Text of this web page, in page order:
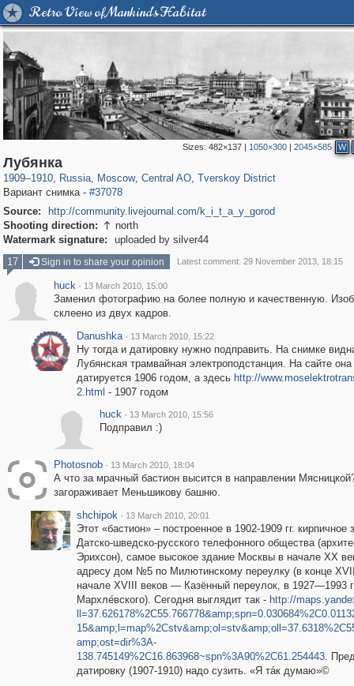
Retro View of Mankind's Habitat
Sizes:482×137 | 1050×300 |2045×585 W
Лубянка
1909–1910, Russia, Moscow
319,968
, Central AO, Tverskoy District
Вариант снимка - #37078
Source:
http://community.livejournal.com/k_i_t_a_y_gorod
Shooting direction:  north
Watermark signature:
uploaded by silver44
17
Sign in to share your opinion Latest comment: 29 November 2013, 18:15
huck · 13 March 2010, 15:00
Заменил фотографию на более полную и качественную.
склеено из двух кадров.
Danushka · 13 March 2010, 15:22
Ну тогда и датировку нужно подправить. На снимке
Лубянская трамвайная электроподстанция. На сайте она
датируется 1906 годом, а здесь http://
2.html - 1907 годом
huck · 13 March 2010, 15:56
Подправил :)
Photosnob · 13 March 2010, 18:04
А что за мрачный бастион высится в направлении
загораживает Меньшикову башню.
shchipok · 13 March 2010, 20:01
Этот «бастион» – построенное в 1902-1909 гг. кирпичное
Датско-шведско-русского телефонного общества
Эрихсон), самое высокое здание Москвы в начале ХХ
адресу дом №5 по Милютинскому переулку (в конце
начале XVIII веков — Казённый переулок, в 1927—1993
Мархле́вского). Сегодня выглядит так - http://
amp;ost=dir%3A-
138.745149%2C16.863968~spn%3A90%2C61.254443.
датировку (1907-1910) надо сузить. «Я тáк думаю»©